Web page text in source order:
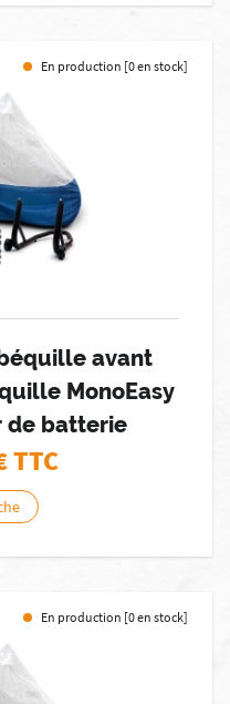
En production [0 en stock]
avant
MonoEasy
de batterie
TTC
En production [0 en stock]